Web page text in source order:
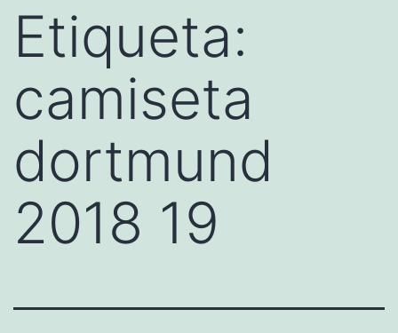
Etiqueta:
camiseta
dortmund
2018 19